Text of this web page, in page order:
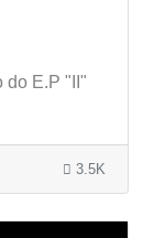
do E.P "II"
3.5K